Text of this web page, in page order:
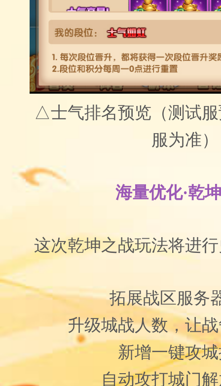
△士气排名预览（测试
服为准）
海量优化·乾
这次乾坤之战玩法将进
拓展战区服务
升级城战人数，让
新增一键攻
自动攻打城门